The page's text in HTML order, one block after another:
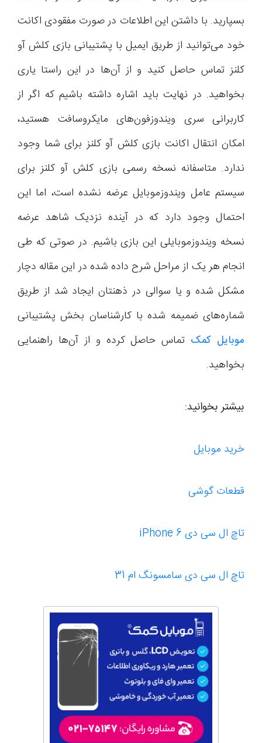
بسپارید. با داشتن این اطلاعات در صورت مفقودی اکانت
خود می‌توانید از طریق ایمیل با پشتیبانی بازی کلش آو
کلنز تماس حاصل کنید و از آن‌ها در این راستا یاری
بخواهید. در نهایت باید اشاره داشته باشیم که اگر از
کاربرانی سری ویندوزفون‌های مایکروسافت هستید،
امکان انتقال اکانت بازی کلش آو کلنز برای شما وجود
ندارد. متاسفانه نسخه رسمی بازی کلش آو کلنز برای
سیستم عامل ویندوزموبایل عرضه نشده است، اما این
احتمال وجود دارد که در آینده نزدیک شاهد عرضه
نسخه ویندوزموبایلی این بازی باشیم. در صوتی که طی
انجام هر یک از مراحل شرح داده شده در این مقاله دچار
مشکل شده و یا سوالی در ذهنتان ایجاد شد از طریق
شماره‌های ضمیمه شده با کارشناسان بخش پشتیبانی
موبایل کمک تماس حاصل کرده و از آن‌ها راهنمایی
بخواهید.
بیشتر بخوانید:
خرید موبایل
قطعات گوشی
تاچ ال سی دی iPhone 6
تاچ ال سی دی سامسونگ ام 31